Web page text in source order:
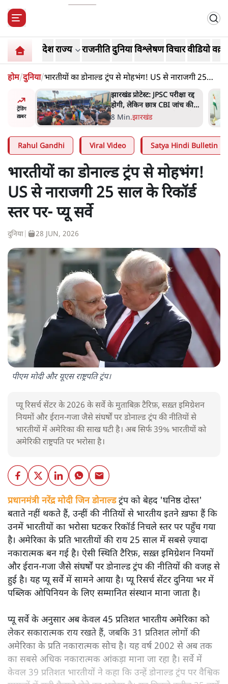
देशराज्य राजनीतिदुनियाविश्लेषणविचारवीडियो
होम/दुनिया/भारतीयों का डोनाल्ड ट्रंप से मोहभंग! US से नाराजगी 25
साल के रिकॉर्ड स्तर पर- प्यू सर्वे
ट्रेंडिंग
ख़बर
की
देश का
झारखंड प्रोटेस्ट: JPSC परीक्षा रद्द
होगी, लेकिन छात्र CBI जांच की
मांग पर अड़े; धरना-प्रदर्शन जारी
8 Min.झारखंड
Rahul Gandhi Viral Video Satya Hindi Bulletin
भारतीयों का डोनाल्ड ट्रंप से मोहभंग!
US से नाराजगी 25 साल के रिकॉर्ड
स्तर पर- प्यू सर्वे
दुनिया 28 JUN, 2026
पीएम मोदी और यूएस राष्ट्रपति ट्रंप।
प्यू रिसर्च सेंटर के 2026 के सर्वे के मुताबिक़ टैरिफ़, सख़्त इमिग्रेशन
नियमों और ईरान-गजा जैसे संघर्षों पर डोनाल्ड ट्रंप की नीतियों से
भारतीयों में अमेरिका की साख घटी है। अब सिर्फ 39% भारतीयों को
अमेरिकी राष्ट्रपति पर भरोसा है।
प्रधानमंत्री नरेंद्र मोदी जिन डोनाल्डट्रंप को बेहद 'घनिष्ठ दोस्त'
बताते नहीं थकते हैं, उन्हीं की नीतियों से भारतीय इतने ख़फा हैं कि
उनमें भारतीयों का भरोसा घटकर रिकॉर्ड निचले स्तर पर पहुँच गया
है। अमेरिका के प्रति भारतीयों की राय 25 साल में सबसे ज़्यादा
नकारात्मक बन गई है। ऐसी स्थिति टैरिफ़, सख़्त इमिग्रेशन नियमों
और ईरान-गजा जैसे संघर्षों पर डोनाल्ड ट्रंप की नीतियों की वजह से
हुई है। यह प्यू सर्वे में सामने आया है। प्यू रिसर्च सेंटर दुनिया भर में
पब्लिक ओपिनियन के लिए सम्मानित संस्थान माना जाता है।
प्यू सर्वे के अनुसार अब केवल 45 प्रतिशत भारतीय अमेरिका को
लेकर सकारात्मक राय रखते हैं, जबकि 31 प्रतिशत लोगों की
अमेरिका के प्रति नकारात्मक सोच है। यह वर्ष 2002 से अब तक
का सबसे अधिक नकारात्मक आंकड़ा माना जा रहा है। सर्वे में
केवल 39 प्रतिशत भारतीयों ने कहा कि उन्हें डोनाल्ड ट्रंप पर वैश्विक